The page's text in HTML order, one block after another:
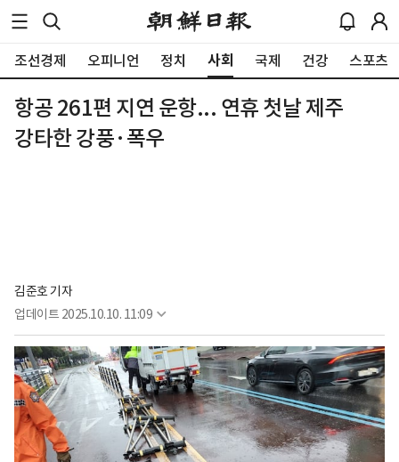
조선경제 오피니언 정치 사회 국제 건강 스포츠
항공 261편 지연 운항... 연휴 첫날 제주
강타한 강풍·폭우
김준호 기자
업데이트 2025.10.10. 11:09